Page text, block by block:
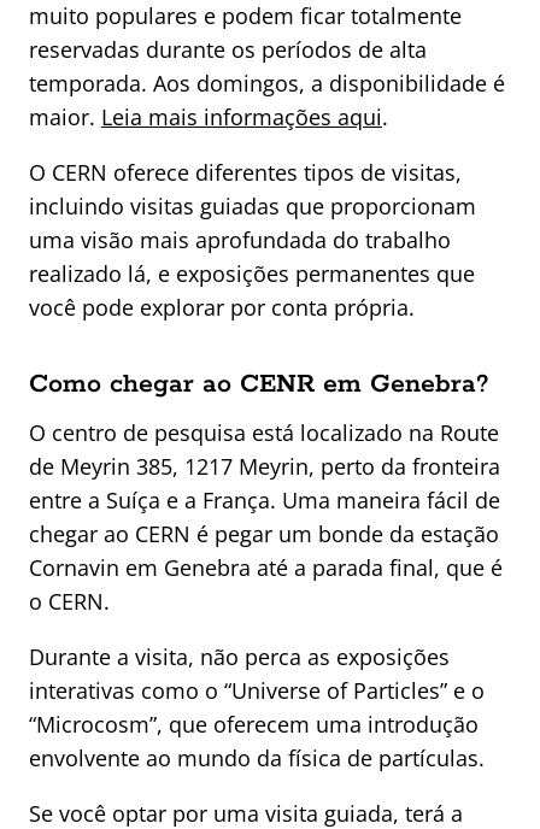
muito populares e podem ficar totalmente
reservadas durante os períodos de alta
temporada. Aos domingos, a disponibilidade é
maior. Leia mais informações aqui.
O CERN oferece diferentes tipos de visitas,
incluindo visitas guiadas que proporcionam
uma visão mais aprofundada do trabalho
realizado lá, e exposições permanentes que
você pode explorar por conta própria.
Como chegar ao CENR em Genebra?
O centro de pesquisa está localizado na Route
de Meyrin 385, 1217 Meyrin, perto da fronteira
entre a Suíça e a França. Uma maneira fácil de
chegar ao CERN é pegar um bonde da estação
Cornavin em Genebra até a parada final, que é
o CERN.
Durante a visita, não perca as exposições
interativas como o “Universe of Particles” e o
“Microcosm”, que oferecem uma introdução
envolvente ao mundo da física de partículas.
Se você optar por uma visita guiada, terá a